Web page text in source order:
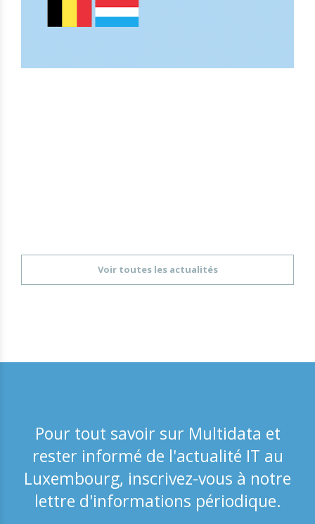
Voir toutes les actualités
Pour tout savoir sur Multidata et
rester informé de l'actualité IT au
Luxembourg, inscrivez-vous à notre
lettre d'informations périodique.